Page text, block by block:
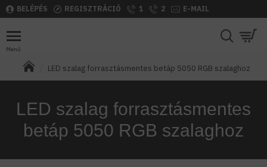
BELÉPÉS REGISZTRÁCIÓ 1 2 E-MAIL
LED szalag forrasztásmentes betáp 5050 RGB szalaghoz
LED szalag forrasztásmentes
betáp 5050 RGB szalaghoz